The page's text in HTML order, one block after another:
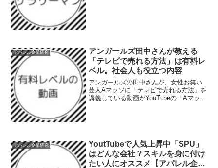
アパレル企業研究
アンガールズ田中さんが教える
「テレビで売れる方法」は有料レ
ベル。社会人も役立つ内容
アンガールズの田中さんが、女性お笑い
芸人Aマッソに「テレビで売れる方法」を
講義している動画がYouTubeの「Aマッソ
アパレル企業研究
YoutTubeで人気上昇中「SPU」
はどんな会社？スキルを身に付け
たい人にオススメ【アパレル企業